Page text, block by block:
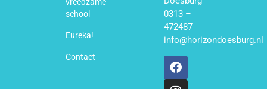
school
Eureka!
Contact
0313 –
472487
info@horizondoesburg.nl